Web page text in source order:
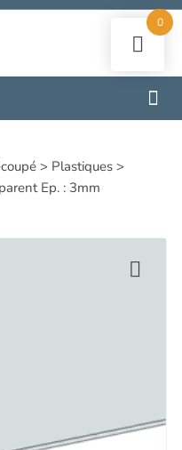
> Plastiques >
Ep. : 3mm
0